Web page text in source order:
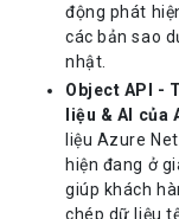
động phát
các bản sao
nhật.
Object API -
liệu & AI của
liệu Azure
hiện đang ở
giúp khách
chép dữ liệu